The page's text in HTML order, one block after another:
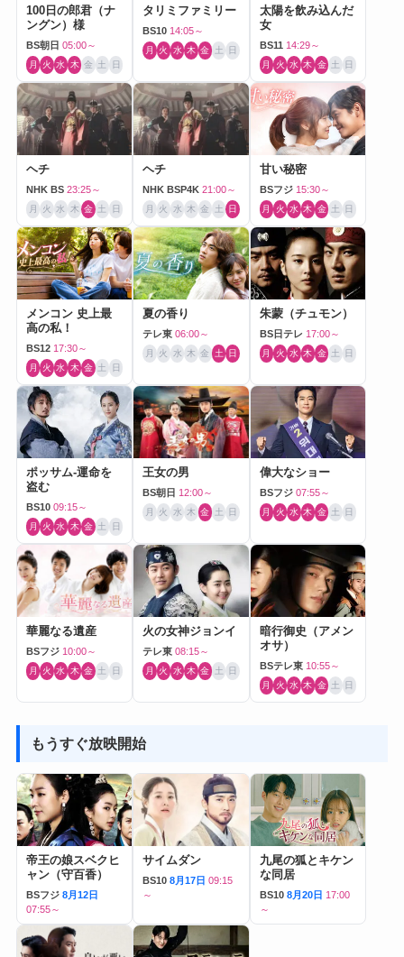
100日の郎君（ナ
ングン）様
BS朝日 05:00～
月 火 水 木 金 土 日
タリミファミリー
BS10 14:05～
月 火 水 木 金 土 日
太陽を飲み込んだ
女
BS11 14:29～
月 火 水 木 金 土 日
ヘチ
NHK BS 23:25～
月 火 水 木 金 土 日
ヘチ
NHK BSP4K 21:00～
月 火 水 木 金 土 日
甘い秘密
BSフジ 15:30～
月 火 水 木 金 土 日
メンコン 史上最
高の私！
BS12 17:30～
月 火 水 木 金 土 日
夏の香り
テレ東 06:00～
月 火 水 木 金 土 日
朱蒙（チュモン）
BS日テレ 17:00～
月 火 水 木 金 土 日
ポッサム-運命を
盗む
BS10 09:15～
月 火 水 木 金 土 日
王女の男
BS朝日 12:00～
月 火 水 木 金 土 日
偉大なショー
BSフジ 07:55～
月 火 水 木 金 土 日
華麗なる遺産
BSフジ 10:00～
月 火 水 木 金 土 日
火の女神ジョンイ
テレ東 08:15～
月 火 水 木 金 土 日
暗行御史（アメン
オサ）
BSテレ東 10:55～
月 火 水 木 金 土 日
もうすぐ放映開始
帝王の娘スベクヒ
ャン（守百香）
BSフジ 8月12日
07:55～
サイムダン
BS10 8月17日 09:15
～
九尾の狐とキケン
な同居
BS10 8月20日 17:00
～